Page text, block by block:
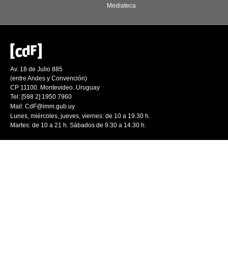
Mediateca
Av. 18 de Julio 885
(entre Andes y Convención)
CP 11100. Montevideo. Uruguay
Tel: [598 2] 1950 7960
Mail: CdF@imm.gub.uy
Lunes, miércoles, jueves, viernes: de 10 a 19.30 h.
Martes: de 10 a 21 h. Sábados de 9.30 a 14.30 h.